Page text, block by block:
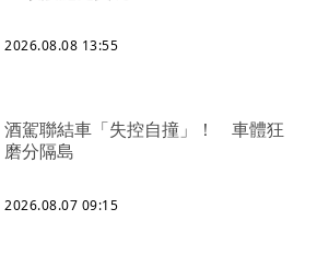
2026.08.08 13:55
酒駕聯結車「失控自撞」！ 車體狂
磨分隔島
2026.08.07 09:15